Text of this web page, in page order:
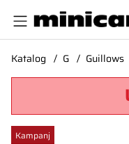
Katalog G Guillows
Kampanj
Produktbilder Curtiss P-